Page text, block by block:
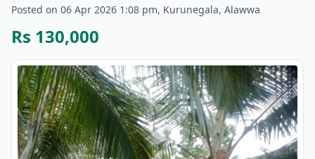
Posted on 06 Apr 2026 1:08 pm, Kurunegala, Alawwa
Rs 130,000